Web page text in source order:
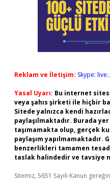
Reklam ve İletişim: Skype:
Yasal Uyarı: Bu internet
veya şahıs şirketi ile hiçbir
Sitede yalnızca kendi
paylaşılmaktadır. Burada
taşımamakta olup, gerçek
paylaşım yapılmamaktadır.
benzerlikleri tamamen
taslak halindedir ve tavsiye
Sitemiz, 5651 Sayılı Kanun